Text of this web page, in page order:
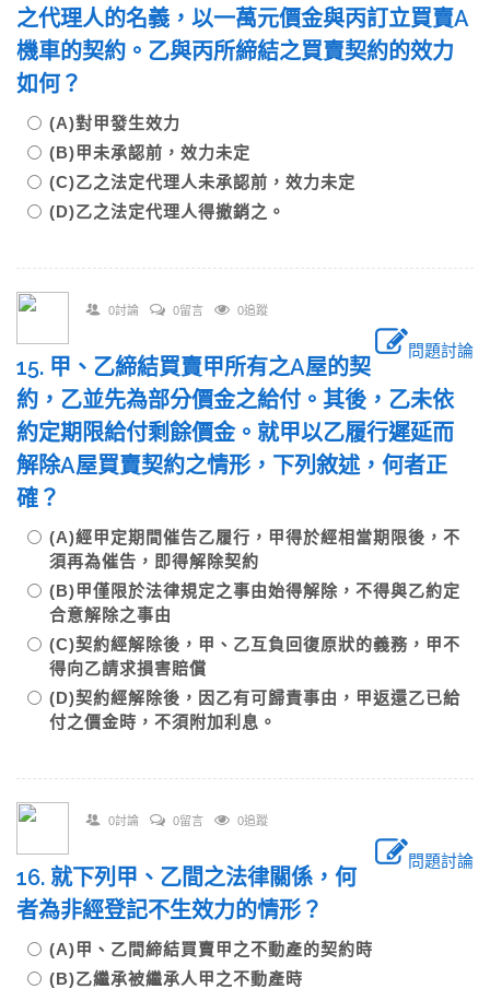
之代理人的名義，以一萬元價金與丙訂立買賣A
機車的契約。乙與丙所締結之買賣契約的效力
如何？
(A)對甲發生效力
(B)甲未承認前，效力未定
(C)乙之法定代理人未承認前，效力未定
(D)乙之法定代理人得撤銷之。
0討論 0留言 0追蹤
問題討論
15. 甲、乙締結買賣甲所有之A屋的契
約，乙並先為部分價金之給付。其後，乙未依
約定期限給付剩餘價金。就甲以乙履行遲延而
解除A屋買賣契約之情形，下列敘述，何者正
確？
(A)經甲定期間催告乙履行，甲得於經相當期限後，不
須再為催告，即得解除契約
(B)甲僅限於法律規定之事由始得解除，不得與乙約定
合意解除之事由
(C)契約經解除後，甲、乙互負回復原狀的義務，甲不
得向乙請求損害賠償
(D)契約經解除後，因乙有可歸責事由，甲返還乙已給
付之價金時，不須附加利息。
0討論 0留言 0追蹤
問題討論
16. 就下列甲、乙間之法律關係，何
者為非經登記不生效力的情形？
(A)甲、乙間締結買賣甲之不動產的契約時
(B)乙繼承被繼承人甲之不動產時